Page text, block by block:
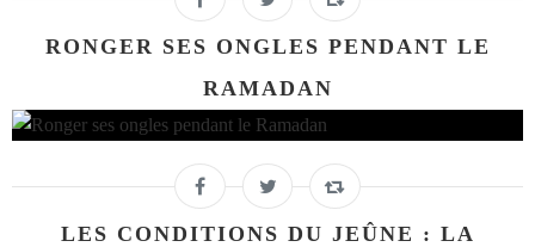
RONGER SES ONGLES PENDANT LE
RAMADAN
LES CONDITIONS DU JEÛNE : LA